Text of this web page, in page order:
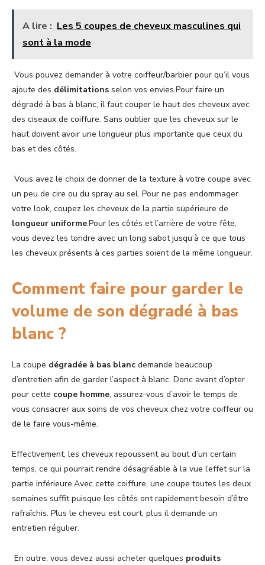
A lire : Les 5 coupes de cheveux masculines qui
sont à la mode
Vous pouvez demander à votre coiffeur/barbier pour qu’il vous
ajoute des délimitations selon vos envies.Pour faire un
dégradé à bas à blanc, il faut couper le haut des cheveux avec
des ciseaux de coiffure. Sans oublier que les cheveux sur le
haut doivent avoir une longueur plus importante que ceux du
bas et des côtés.
Vous avez le choix de donner de la texture à votre coupe avec
un peu de cire ou du spray au sel. Pour ne pas endommager
votre look, coupez les cheveux de la partie supérieure de
longueur uniforme.Pour les côtés et l’arrière de votre fête,
vous devez les tondre avec un long sabot jusqu’à ce que tous
les cheveux présents à ces parties soient de la même longueur.
Comment faire pour garder le
volume de son dégradé à bas
blanc ?
La coupe dégradée à bas blanc demande beaucoup
d’entretien afin de garder l’aspect à blanc. Donc avant d’opter
pour cette coupe homme, assurez-vous d’avoir le temps de
vous consacrer aux soins de vos cheveux chez votre coiffeur ou
de le faire vous-même.
Effectivement, les cheveux repoussent au bout d’un certain
temps, ce qui pourrait rendre désagréable à la vue l’effet sur la
partie inférieure.Avec cette coiffure, une coupe toutes les deux
semaines suffit puisque les côtés ont rapidement besoin d’être
rafraîchis. Plus le cheveu est court, plus il demande un
entretien régulier.
En outre, vous devez aussi acheter quelques produits